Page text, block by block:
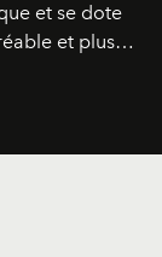
et se dote
et plus
Aircross a